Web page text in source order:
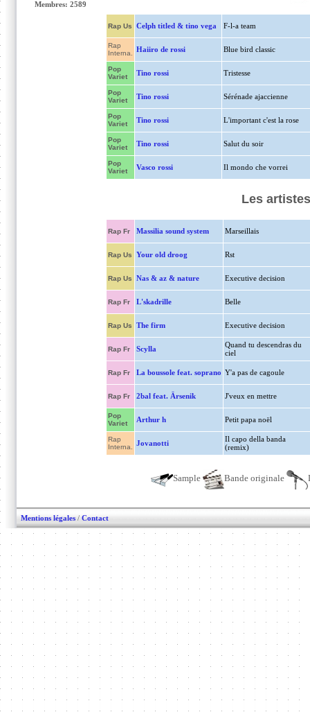
Membres: 2589
Rap Us Celph titled & tino vega F-l-a team
Rap
Interna.
Haiiro de rossi Blue bird classic
Pop
Variet
Tino rossi Tristesse
Pop
Variet
Tino rossi Sérénade ajaccienne
Pop
Variet
Tino rossi L'important c'est la rose
Pop
Variet
Tino rossi Salut du soir
Pop
Variet
Vasco rossi Il mondo che vorrei
Les
Rap Fr Massilia sound system Marseillais
Rap Us Your old droog Rst
Rap Us Nas & az & nature Executive decision
Rap Fr L'skadrille Belle
Rap Us The firm Executive decision
Rap Fr Scylla
Quand tu descendras du
ciel
Rap Fr La boussole feat. soprano Y'a pas de cagoule
Rap Fr 2bal feat. Ärsenik J'veux en mettre
Pop
Variet
Arthur h Petit papa noël
Rap
Interna.
Jovanotti
Il capo della banda
(remix)
Sample Bande originale
Mentions légales / Contact